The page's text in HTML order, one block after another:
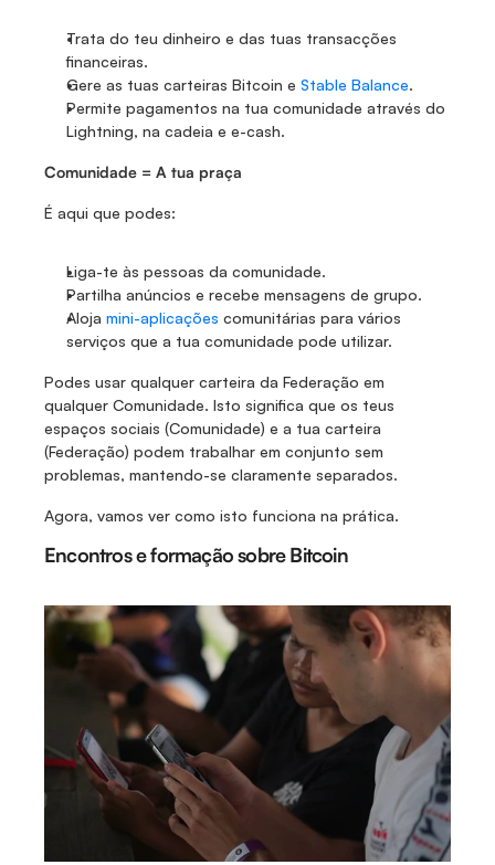
Trata do teu dinheiro e das tuas transacções
financeiras.
Gere as tuas carteiras Bitcoin e Stable Balance.
Permite pagamentos na tua comunidade através do
Lightning, na cadeia e e-cash.
Comunidade = A tua praça
É aqui que podes:
Liga-te às pessoas da comunidade.
Partilha anúncios e recebe mensagens de grupo.
Aloja mini-aplicações comunitárias para vários
serviços que a tua comunidade pode utilizar.
Podes usar qualquer carteira da Federação em
qualquer Comunidade. Isto significa que os teus
espaços sociais (Comunidade) e a tua carteira
(Federação) podem trabalhar em conjunto sem
problemas, mantendo-se claramente separados.
Agora, vamos ver como isto funciona na prática.
Encontros e formação sobre Bitcoin